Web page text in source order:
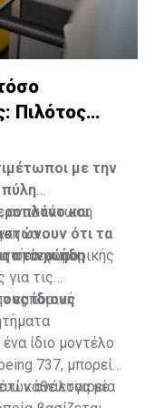
Πιλότος
με την
πύλη
και
ότι τα
είναι ήδη
αναστάτωση
να
στο χώρο
αεροπορικής
για τις
εμπορική
ίδιους
ίδιο μοντέλο
737, μπορεί
ανάλογα με
κάθε εταιρεία